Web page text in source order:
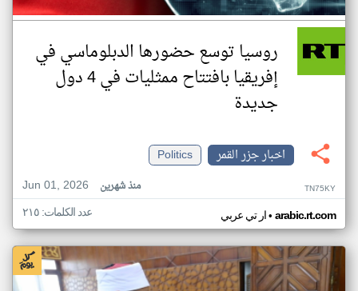
روسيا توسع حضورها الدبلوماسي في
إفريقيا بافتتاح ممثليات في 4 دول
جديدة
اخبار جزر القمر
Politics
Jun 01, 2026
منذ شهرين TN75KY
ار تي عربي• arabic.rt.com عدد الكلمات: ٢١٥